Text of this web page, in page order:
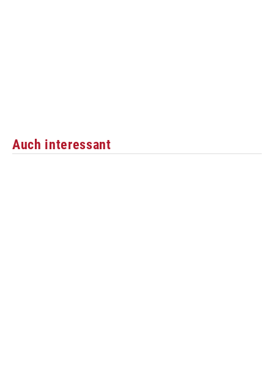
Auch interessant